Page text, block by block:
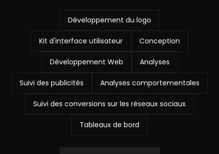
Développement du logo
Kit d'interface utilisateur Conception
Développement Web Analyses
Suivi des publicités Analyses comportementales
Suivi des conversions sur les réseaux sociaux
Tableaux de bord